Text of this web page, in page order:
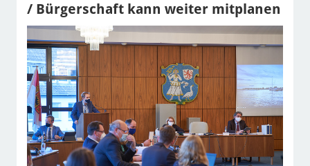
/ Bürgerschaft kann weiter mitplanen